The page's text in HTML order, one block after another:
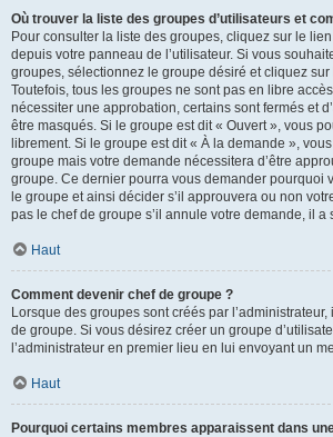
Où trouver la liste des groupes d’utilisateurs et
Pour consulter la liste des groupes, cliquez sur le lien
depuis votre panneau de l’utilisateur. Si vous
groupes, sélectionnez le groupe désiré et cliquez
Toutefois, tous les groupes ne sont pas en libre
nécessiter une approbation, certains sont fermés et
être masqués. Si le groupe est dit « Ouvert », vous
librement. Si le groupe est dit « À la demande »,
groupe mais votre demande nécessitera d’être
groupe. Ce dernier pourra vous demander pourquoi
le groupe et ainsi décider s’il approuvera ou non
pas le chef de groupe s’il annule votre demande, il a
Haut
Comment devenir chef de groupe ?
Lorsque des groupes sont créés par
de groupe. Si vous désirez créer un groupe
l’administrateur en premier lieu en lui envoyant un
Haut
Pourquoi certains membres apparaissent dans